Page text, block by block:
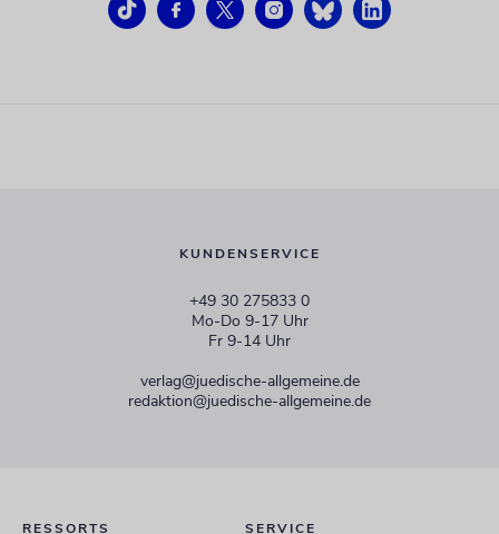
KUNDENSERVICE
+49 30 275833 0
Mo-Do 9-17 Uhr
Fr 9-14 Uhr
verlag@juedische-allgemeine.de
redaktion@juedische-allgemeine.de
RESSORTS SERVICE